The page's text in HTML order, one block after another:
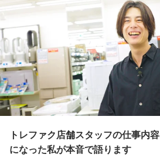
トレファク店舗スタッフの仕事内
になった私が本音で語ります